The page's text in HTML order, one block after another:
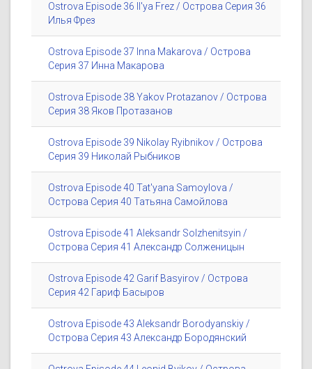
Ostrova Episode 36 Il'ya Frez / Острова Серия 36
Илья Фрез
Ostrova Episode 37 Inna Makarova / Острова
Серия 37 Инна Макарова
Ostrova Episode 38 Yakov Protazanov / Острова
Серия 38 Яков Протазанов
Ostrova Episode 39 Nikolay Ryibnikov / Острова
Серия 39 Николай Рыбников
Ostrova Episode 40 Tat'yana Samoylova /
Острова Серия 40 Татьяна Самойлова
Ostrova Episode 41 Aleksandr Solzhenitsyin /
Острова Серия 41 Александр Солженицын
Ostrova Episode 42 Garif Basyirov / Острова
Серия 42 Гариф Басыров
Ostrova Episode 43 Aleksandr Borodyanskiy /
Острова Серия 43 Александр Бородянский